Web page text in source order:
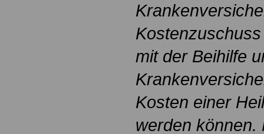
mit der Beihilfe
Kosten einer
werden können.